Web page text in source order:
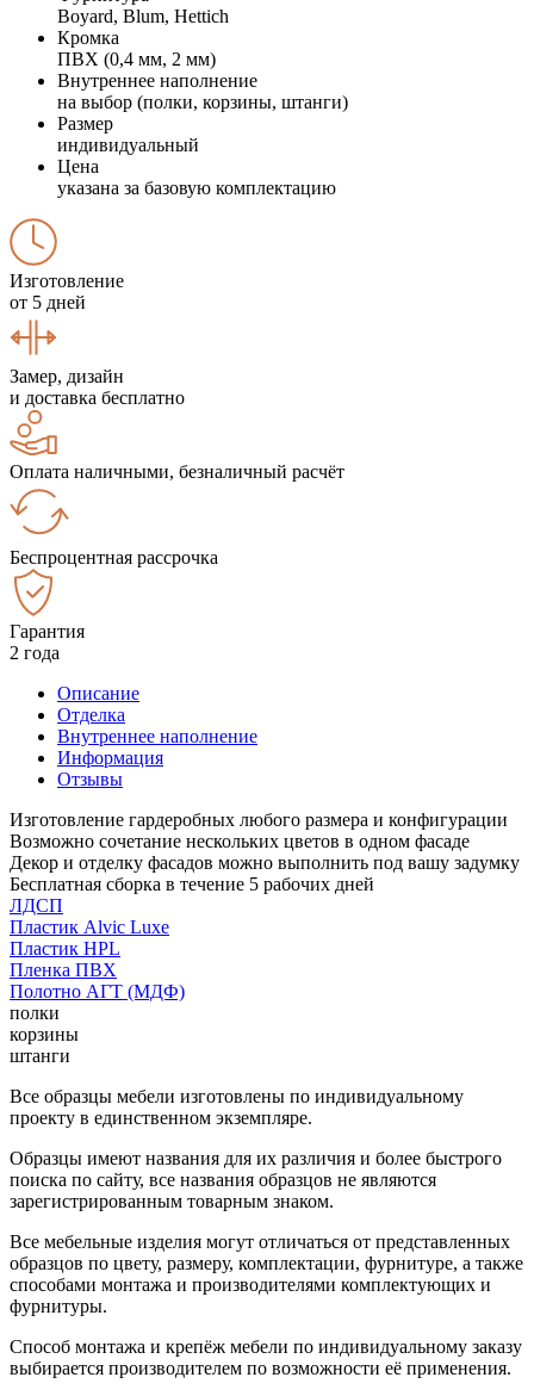
Boyard, Blum, Hettich
Кромка
ПВХ (0,4 мм, 2 мм)
Внутреннее наполнение
на выбор (полки, корзины, штанги)
Размер
индивидуальный
Цена
указана за базовую комплектацию
Изготовление
от 5 дней
Замер, дизайн
и доставка бесплатно
Оплата наличными, безналичный расчёт
Беспроцентная рассрочка
Гарантия
2 года
Описание
Отделка
Внутреннее наполнение
Информация
Отзывы
Изготовление гардеробных любого размера и конфигурации
Возможно сочетание нескольких цветов в одном фасаде
Декор и отделку фасадов можно выполнить под вашу задумку
Бесплатная сборка в течение 5 рабочих дней
ЛДСП
Пластик Alvic Luxe
Пластик HPL
Пленка ПВХ
Полотно АГТ (МДФ)
полки
корзины
штанги
Все образцы мебели изготовлены по индивидуальному
проекту в единственном экземпляре.
Образцы имеют названия для их различия и более быстрого
поиска по сайту, все названия образцов не являются
зарегистрированным товарным знаком.
Все мебельные изделия могут отличаться от представленных
образцов по цвету, размеру, комплектации, фурнитуре, а также
способами монтажа и производителями комплектующих и
фурнитуры.
Способ монтажа и крепёж мебели по индивидуальному заказу
выбирается производителем по возможности её применения.